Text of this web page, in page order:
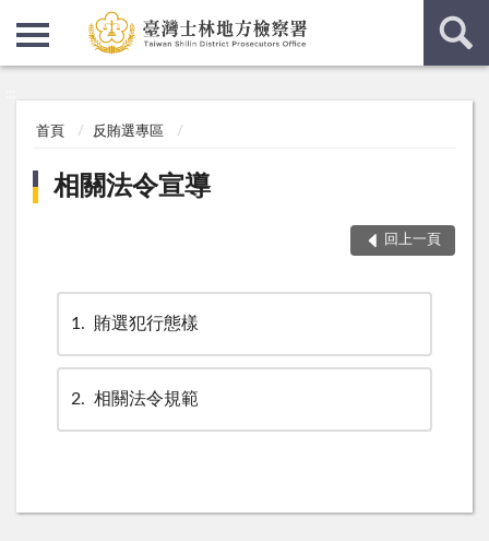
首頁 反賄選專區
相關法令宣導
回上一頁
1 賄選犯行態樣
2 相關法令規範